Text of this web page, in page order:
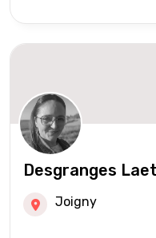
international)
acquéreurs auprès
réseau Iad France et
Desgranges
Joigny